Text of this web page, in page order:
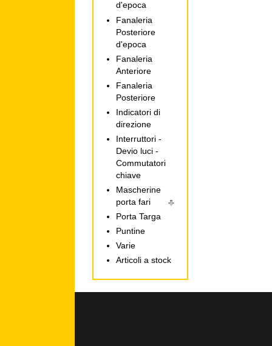
d'epoca
Fanaleria
Posteriore
d'epoca
Fanaleria
Anteriore
Fanaleria
Posteriore
Indicatori di
direzione
Interruttori -
Devio luci -
Commutatori
chiave
Mascherine
porta fari
Porta Targa
Puntine
Varie
Articoli a stock